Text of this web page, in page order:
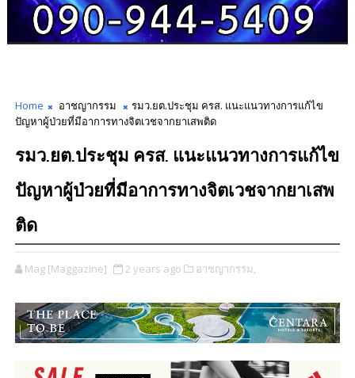
Home อาชญากรรม
รมว.ยต.ประชุม ครส. แนะแนวทางการแก้ไข
ปัญหาผู้ป่วยที่มีอาการทางจิตเวชจากยาเสพติด
รมว.ยต.ประชุม ครส. แนะแนวทางการแก้ไข
ปัญหาผู้ป่วยที่มีอาการทางจิตเวชจากยาเสพ
ติด
Mag [Maggazine] 2 years ago อาชญากรรม,